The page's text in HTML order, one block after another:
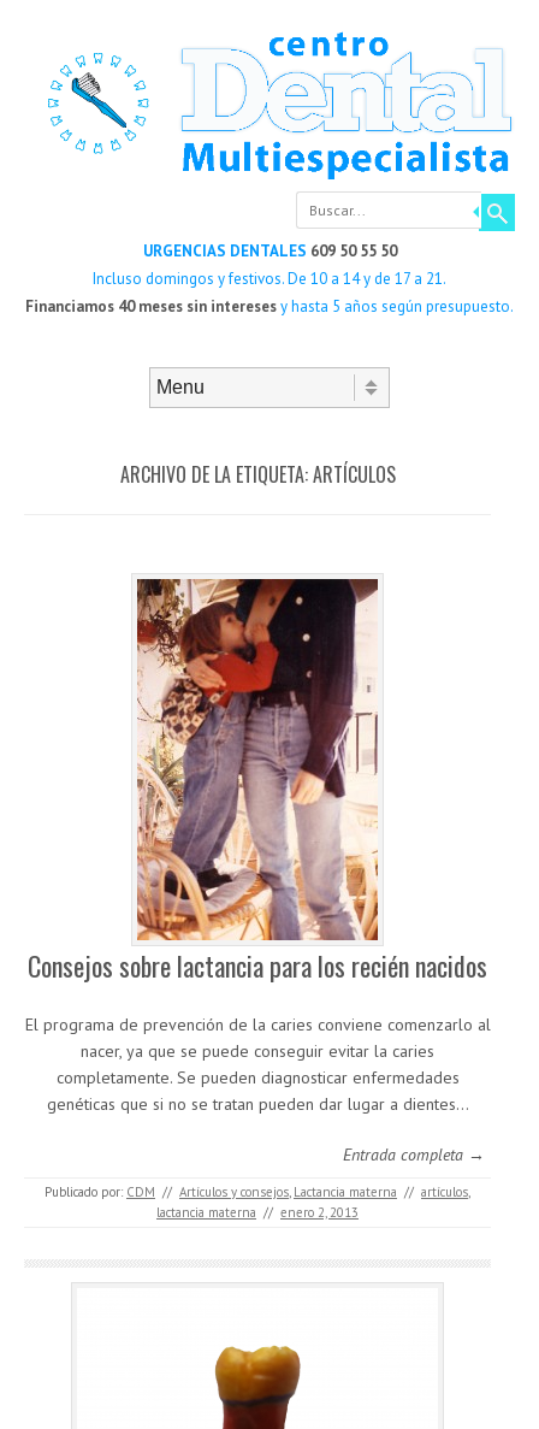
Buscar
URGENCIAS DENTALES 609 50 55 50
Incluso domingos y festivos. De 10 a 14 y de 17 a 21.
Financiamos 40 meses sin interesesy hasta 5 años según presupuesto.
ARCHIVO DE LA ETIQUETA:ARTÍCULOS
Consejos sobre lactancia para los recién nacidos
El programa de prevención de la caries conviene comenzarlo al
nacer, ya que se puede conseguir evitar la caries
completamente. Se pueden diagnosticar enfermedades
genéticas que si no se tratan pueden dar lugar a dientes…
Entrada completa →
Publicado por: CDM // Artículos y consejos, Lactancia materna // artículos,
lactancia materna // enero 2, 2013